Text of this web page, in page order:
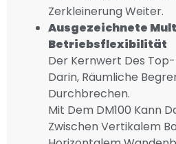
Zerkleinerung Weiter.
Ausgezeichnete
Betriebsflexibilität
Der Kernwert Des
Darin, Räumliche
Durchbrechen.
Mit Dem DM100 Kann
Zwischen Vertikalem